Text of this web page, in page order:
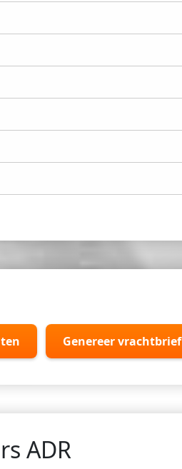
Genereer vrachtbrief
ADR